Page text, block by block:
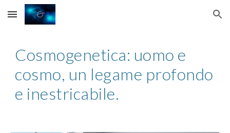
Skip to main content Skip to navigation
Cosmogenetica: uomo e
cosmo, un legame profondo
e inestricabile.